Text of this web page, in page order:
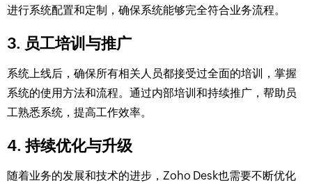
进行系统配置和定制，确保系统能够完全符合业务流程。
3. 员工培训与推广
系统上线后，确保所有相关人员都接受过全面的培训，掌握
系统的使用方法和流程。通过内部培训和持续推广，帮助员
工熟悉系统，提高工作效率。
4. 持续优化与升级
随着业务的发展和技术的进步，Zoho Desk也需要不断优化